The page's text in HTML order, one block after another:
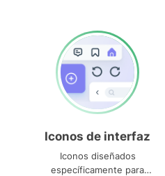
Iconos de interfaz
Iconos diseñados
específicamente para